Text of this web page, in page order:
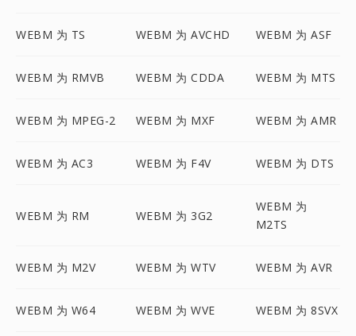
WEBM 为 TS WEBM 为 AVCHD WEBM 为 ASF
WEBM 为 RMVB WEBM 为 CDDA WEBM 为 MTS
WEBM 为 MPEG-2 WEBM 为 MXF WEBM 为 AMR
WEBM 为 AC3 WEBM 为 F4V WEBM 为 DTS
WEBM 为 RM WEBM 为 3G2
WEBM 为
M2TS
WEBM 为 M2V WEBM 为 WTV WEBM 为 AVR
WEBM 为 W64 WEBM 为 WVE WEBM 为 8SVX